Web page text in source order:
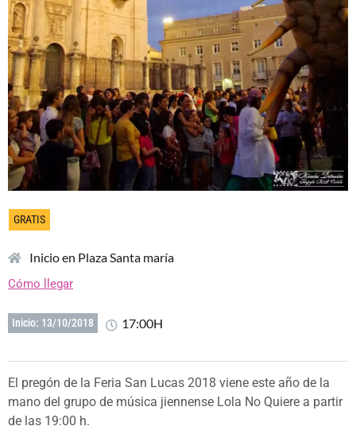
GRATIS
Inicio en Plaza Santa maría
Cómo llegar
Inicio: 13/10/2018 17:00H
El pregón de la Feria San Lucas 2018 viene este año de la
mano del grupo de música jiennense Lola No Quiere a partir
de las 19:00 h.